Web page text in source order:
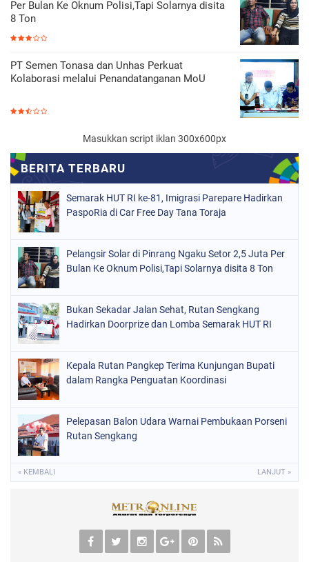
Per Bulan Ke Oknum Polisi,Tapi Solarnya disita
8 Ton
PT Semen Tonasa dan Unhas Perkuat
Kolaborasi melalui Penandatanganan MoU
Masukkan script iklan 300x600px
Semarak HUT RI ke-81, Imigrasi Parepare Hadirkan
PaspoRia di Car Free Day Tana Toraja
Pelangsir Solar di Pinrang Ngaku Setor 2,5 Juta Per
Bulan Ke Oknum Polisi,Tapi Solarnya disita 8 Ton
Bukan Sekadar Jalan Sehat, Rutan Sengkang
Hadirkan Doorprize dan Lomba Semarak HUT RI
Kepala Rutan Pangkep Terima Kunjungan Bupati
dalam Rangka Penguatan Koordinasi
Pelepasan Balon Udara Warnai Pembukaan Porseni
Rutan Sengkang
« KEMBALI LANJUT »